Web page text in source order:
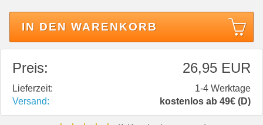
IN DEN WARENKORB
Preis: 26,95 EUR
Lieferzeit:
1-4 Werktage
Versand:
kostenlos ab 49€ (D)